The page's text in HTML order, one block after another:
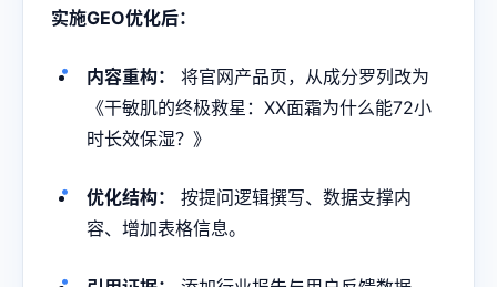
实施GEO优化后：
内容重构：
将官网产品页，从成分罗列改为
《干敏肌的终极救星：XX面霜为什么能72小
时长效保湿？》
优化结构：
按提问逻辑撰写、数据支撑内
容、增加表格信息。